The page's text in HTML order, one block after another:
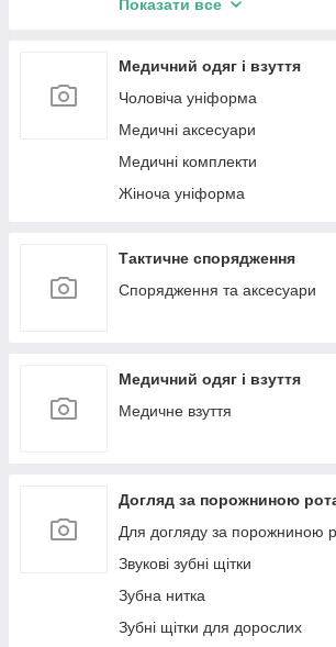
Шафи лабораторні
Банкетки медичні
Візки медичні для перевезення
Штативи медичні
Крісла медичні
Стільці медичні
Ростоміри
Показати все
Медичний одяг і взуття
Чоловіча уніформа
Медичні аксесуари
Медичні комплекти
Жіноча уніформа
Тактичне спорядження
Спорядження та аксесуари
Медичний одяг і взуття
Медичне взуття
Догляд за порожниною
Для догляду за порожниною
Звукові зубні щітки
Зубна нитка
Зубні щітки для дорослих